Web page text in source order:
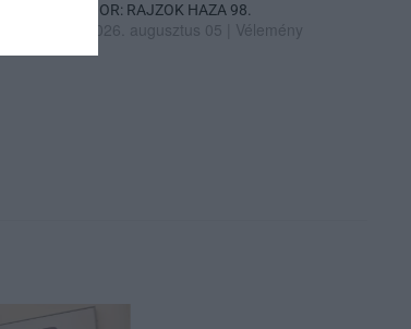
SIOR: RAJZOK HAZA 98.
2026. augusztus 05 Vélemény